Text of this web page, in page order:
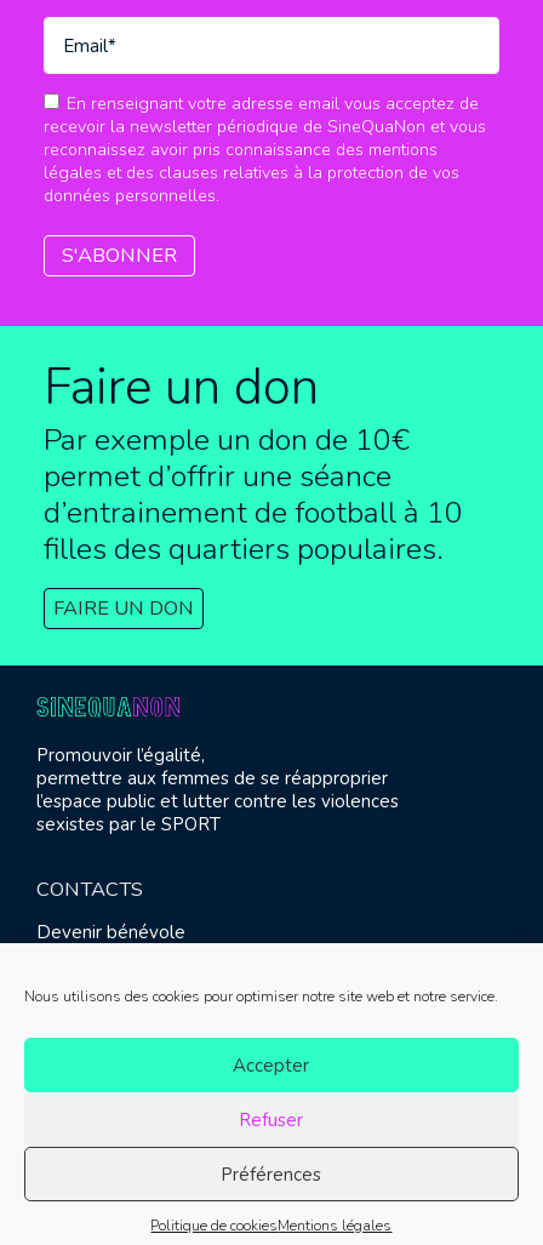
Nous utilisons des cookies pour optimiser notre site web et notre service.
Accepter
Refuser
Préférences
Politique de cookiesMentions légales
En renseignant votre adresse email vous acceptez de
recevoir la newsletter périodique de SineQuaNon et vous
reconnaissez avoir pris connaissance des mentions
légales et des clauses relatives à la protection de vos
données personnelles.
Faire un don
Par exemple un don de 10€
permet d’offrir une séance
d’entrainement de football à 10
filles des quartiers populaires.
FAIRE UN DON
Promouvoir l’égalité,
permettre aux femmes de se réapproprier
l’espace public et lutter contre les violences
sexistes par le SPORT
CONTACTS
Devenir bénévole
Contact
© SINE QUA NON 2021 |Mentions légales|Réalisation :
Meliatis